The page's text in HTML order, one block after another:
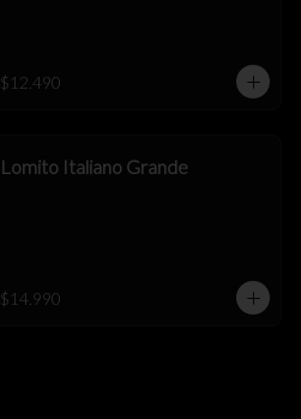
$12.490
Lomito Italiano Grande
$14.990